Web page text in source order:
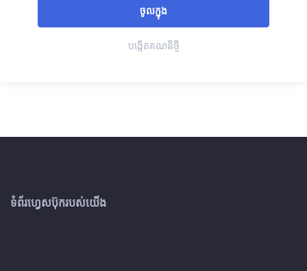
បង្កើតគណនីថ្មី
ទំព័រហ្វេសប៊ុករបស់យើង